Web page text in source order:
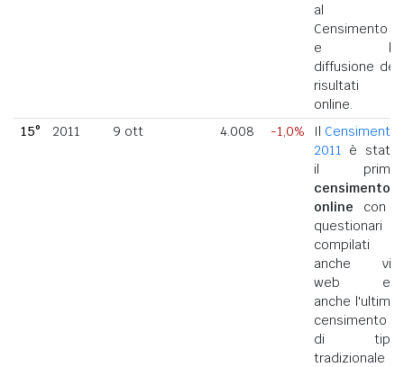
al
Censimento
e la
diffusione dei
risultati
online.
15°
2011 9 ott 4.008 -1,0% Il Censimento
2011 è stato
il primo
censimento
online con i
questionari
compilati
anche via
web ed
anche l'ultimo
censimento
di tipo
tradizionale